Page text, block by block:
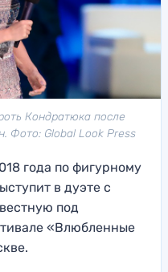
Кондратюка после
Фото: Global Look Press
года по фигурному
в дуэте с
под
«Влюбленные